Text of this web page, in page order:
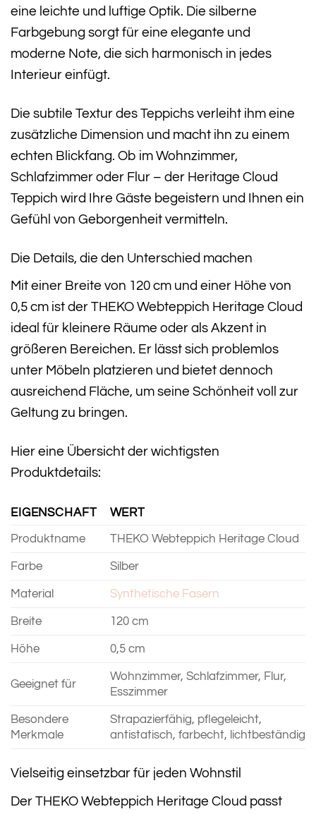
eine leichte und luftige Optik. Die silberne
Farbgebung sorgt für eine elegante und
moderne Note, die sich harmonisch in jedes
Interieur einfügt.
Die subtile Textur des Teppichs verleiht ihm eine
zusätzliche Dimension und macht ihn zu einem
echten Blickfang. Ob im Wohnzimmer,
Schlafzimmer oder Flur – der Heritage Cloud
Teppich wird Ihre Gäste begeistern und Ihnen ein
Gefühl von Geborgenheit vermitteln.
Die Details, die den Unterschied machen
Mit einer Breite von 120 cm und einer Höhe von
0,5 cm ist der THEKO Webteppich Heritage Cloud
ideal für kleinere Räume oder als Akzent in
größeren Bereichen. Er lässt sich problemlos
unter Möbeln platzieren und bietet dennoch
ausreichend Fläche, um seine Schönheit voll zur
Geltung zu bringen.
Hier eine Übersicht der wichtigsten
Produktdetails:
EIGENSCHAFT WERT
Produktname THEKO Webteppich Heritage Cloud
Farbe Silber
Material Synthetische Fasern
Breite 120 cm
Höhe 0,5 cm
Geeignet für
Wohnzimmer, Schlafzimmer, Flur,
Esszimmer
Besondere
Merkmale
Strapazierfähig, pflegeleicht,
antistatisch, farbecht, lichtbeständig
Vielseitig einsetzbar für jeden Wohnstil
Der THEKO Webteppich Heritage Cloud passt